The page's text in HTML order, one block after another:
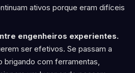
ativos porque eram difíceis
engenheiros experientes.
ser efetivos. Se passam a
brigando com ferramentas,